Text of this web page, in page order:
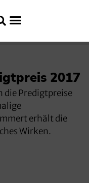
2017
die Predigtpreise
erhält die
Wirken.